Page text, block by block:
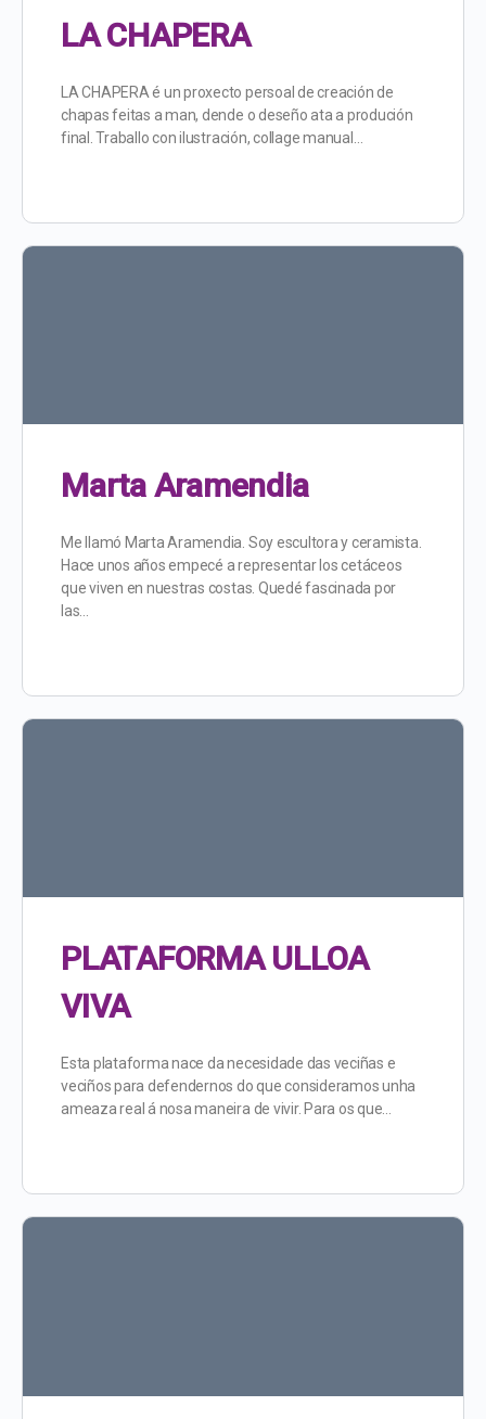
LA CHAPERA
LA CHAPERA é un proxecto persoal de creación de
chapas feitas a man, dende o deseño ata a produción
final. Traballo con ilustración, collage manual…
Marta Aramendia
Me llamó Marta Aramendia. Soy escultora y ceramista.
Hace unos años empecé a representar los cetáceos
que viven en nuestras costas. Quedé fascinada por
las…
PLATAFORMA ULLOA
VIVA
Esta plataforma nace da necesidade das veciñas e
veciños para defendernos do que consideramos unha
ameaza real á nosa maneira de vivir. Para os que…